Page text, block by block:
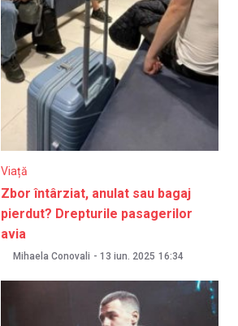
Viață
Zbor întârziat, anulat sau bagaj
pierdut? Drepturile pasagerilor
avia
Mihaela Conovali - 13 iun. 2025 16:34